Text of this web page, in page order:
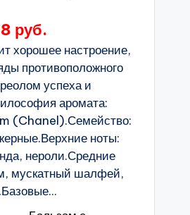
руб.
хорошее настроение,
противоположного
успеха и
аромата:
(Chanel).Семейство:
ноты:
нероли.Средние
мускатный шалфей,